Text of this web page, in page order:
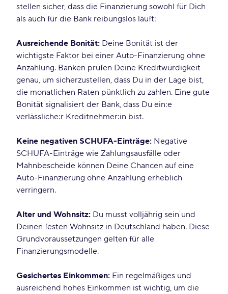
stellen sicher, dass die Finanzierung sowohl für Dich
als auch für die Bank reibungslos läuft:
Ausreichende Bonität: Deine Bonität ist der
wichtigste Faktor bei einer Auto-Finanzierung ohne
Anzahlung. Banken prüfen Deine Kreditwürdigkeit
genau, um sicherzustellen, dass Du in der Lage bist,
die monatlichen Raten pünktlich zu zahlen. Eine gute
Bonität signalisiert der Bank, dass Du ein:e
verlässliche:r Kreditnehmer:in bist.
Keine negativen SCHUFA-Einträge: Negative
SCHUFA-Einträge wie Zahlungsausfälle oder
Mahnbescheide können Deine Chancen auf eine
Auto-Finanzierung ohne Anzahlung erheblich
verringern.
Alter und Wohnsitz: Du musst volljährig sein und
Deinen festen Wohnsitz in Deutschland haben. Diese
Grundvoraussetzungen gelten für alle
Finanzierungsmodelle.
Gesichertes Einkommen: Ein regelmäßiges und
ausreichend hohes Einkommen ist wichtig, um die